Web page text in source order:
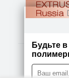
Будьте